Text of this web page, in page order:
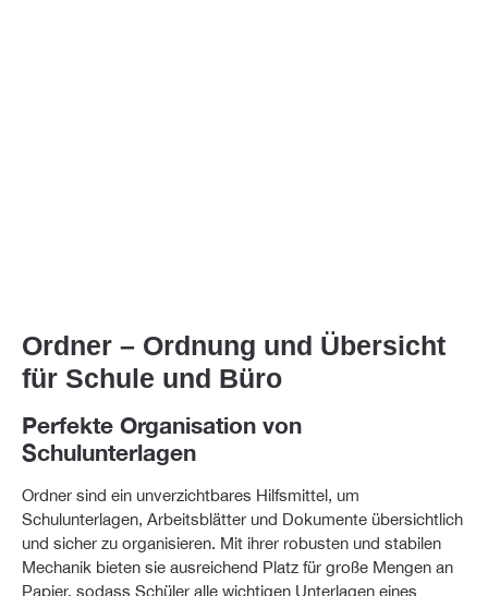
Ordner – Ordnung und Übersicht
für Schule und Büro
Perfekte Organisation von
Schulunterlagen
Ordner sind ein unverzichtbares Hilfsmittel, um
Schulunterlagen, Arbeitsblätter und Dokumente übersichtlich
und sicher zu organisieren. Mit ihrer robusten und stabilen
Mechanik bieten sie ausreichend Platz für große Mengen an
Papier, sodass Schüler alle wichtigen Unterlagen eines